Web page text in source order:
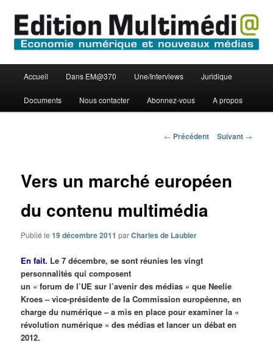
contenu
principalEdition Multimédi@
principal
Accueil Dans EM@370 Une/Interviews Juridique
Documents Nous contacter Abonnez-vous A propos
Navigation
← Précédent Suivant →
Vers un marché européen
du contenu multimédia
Publié le19 décembre 2011 parCharles de Laubier
En fait. Le 7 décembre, se sont réunies les vingt
personnalités qui composent
un « forum de l’UE sur l’avenir des médias » que Neelie
Kroes – vice-présidente de la Commission européenne, en
charge du numérique – a mis en place pour examiner la «
révolution numérique » des médias et lancer un débat en
2012.